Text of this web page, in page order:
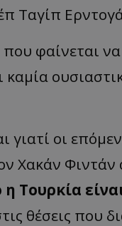
Ταγίπ
φαίνεται
γιατί οι
Χακάν Φιντάν
Τουρκία
θέσεις που